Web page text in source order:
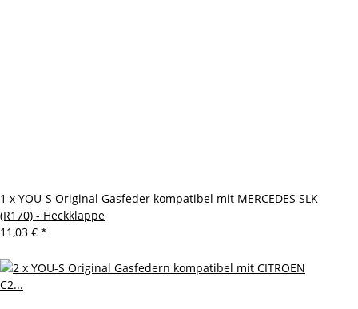
1 x YOU-S Original Gasfeder kompatibel mit MERCEDES SLK
(R170) - Heckklappe
11,03 € *